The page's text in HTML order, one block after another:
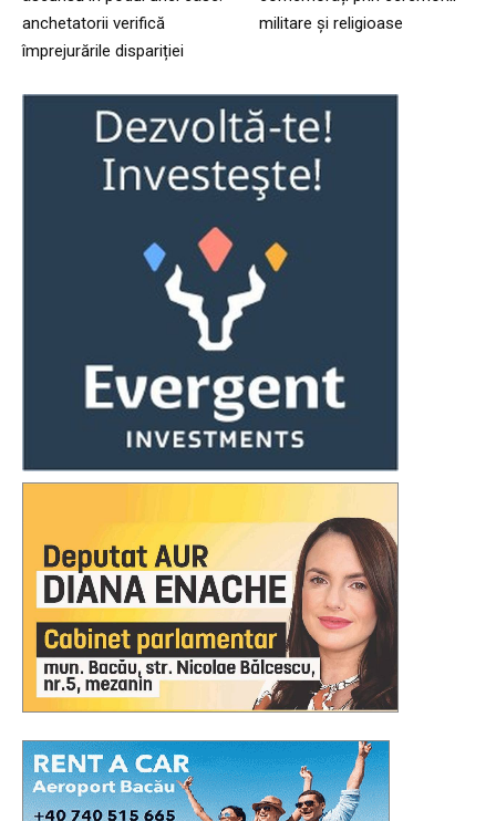
anchetatorii verifică
împrejurările dispariției
militare și religioase